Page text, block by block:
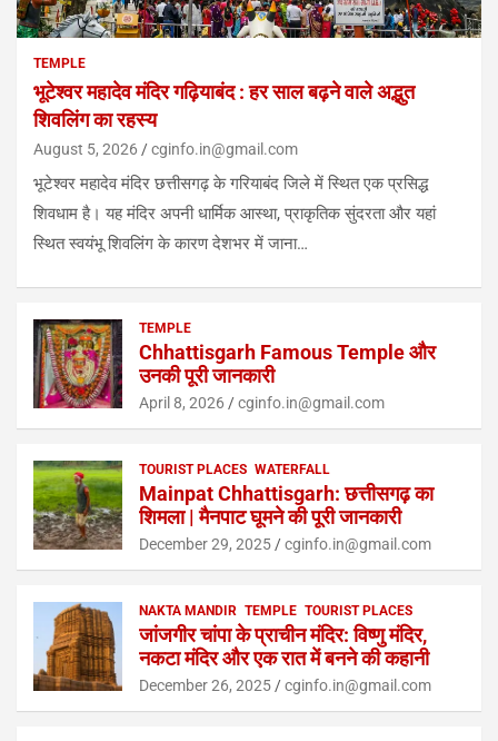
TEMPLE
भूटेश्वर महादेव मंदिर गढ़ियाबंद : हर साल बढ़ने वाले अद्भुत
शिवलिंग का रहस्य
August 5, 2026 cginfo.in@gmail.com
भूटेश्वर महादेव मंदिर छत्तीसगढ़ के गरियाबंद जिले में स्थित एक प्रसिद्ध
शिवधाम है। यह मंदिर अपनी धार्मिक आस्था, प्राकृतिक सुंदरता और यहां
स्थित स्वयंभू शिवलिंग के कारण देशभर में जाना…
TEMPLE
Chhattisgarh Famous Temple और
उनकी पूरी जानकारी
April 8, 2026 cginfo.in@gmail.com
TOURIST PLACES WATERFALL
Mainpat Chhattisgarh: छत्तीसगढ़ का
शिमला | मैनपाट घूमने की पूरी जानकारी
December 29, 2025 cginfo.in@gmail.com
NAKTA MANDIR TEMPLE TOURIST PLACES
जांजगीर चांपा के प्राचीन मंदिर: विष्णु मंदिर,
नकटा मंदिर और एक रात में बनने की कहानी
December 26, 2025 cginfo.in@gmail.com